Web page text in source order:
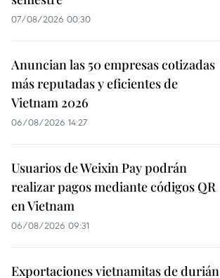
07/08/2026 00:30
Anuncian las 50 empresas cotizadas
más reputadas y eficientes de
Vietnam 2026
06/08/2026 14:27
Usuarios de Weixin Pay podrán
realizar pagos mediante códigos QR
en Vietnam
06/08/2026 09:31
Exportaciones vietnamitas de durián